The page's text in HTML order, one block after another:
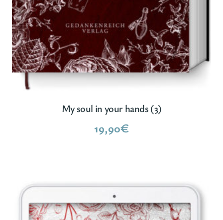
My soul in your hands (3)
19,90€